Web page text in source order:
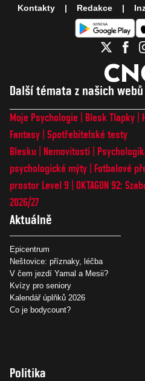
Další témata z našich webů
Moje Psychologie Blesk Tlapky
Fantasy Spotřebitelské testy
Blesku
Nemovitosti
psychologické mýty
Fotbalové
prostor Level 9 OKTAGON 92:
2026/27
Aktuálně
Epicentrum
Neštovice: příznaky, léčba
V čem jezdí Yamal a Mesii?
Kvízy pro seniory
Kalendář úplňků 2026
Co je bodycount?
Politika
Kontakty Redakce